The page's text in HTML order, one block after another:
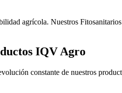
agrícola. Nuestros
IQV Agro
constante de nuestros